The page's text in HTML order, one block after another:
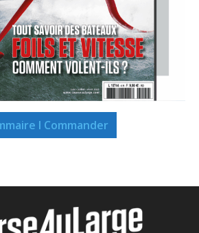
I Commander